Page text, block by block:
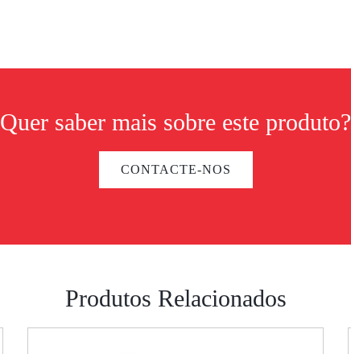
Quer saber mais sobre este produto?
CONTACTE-NOS
Produtos Relacionados